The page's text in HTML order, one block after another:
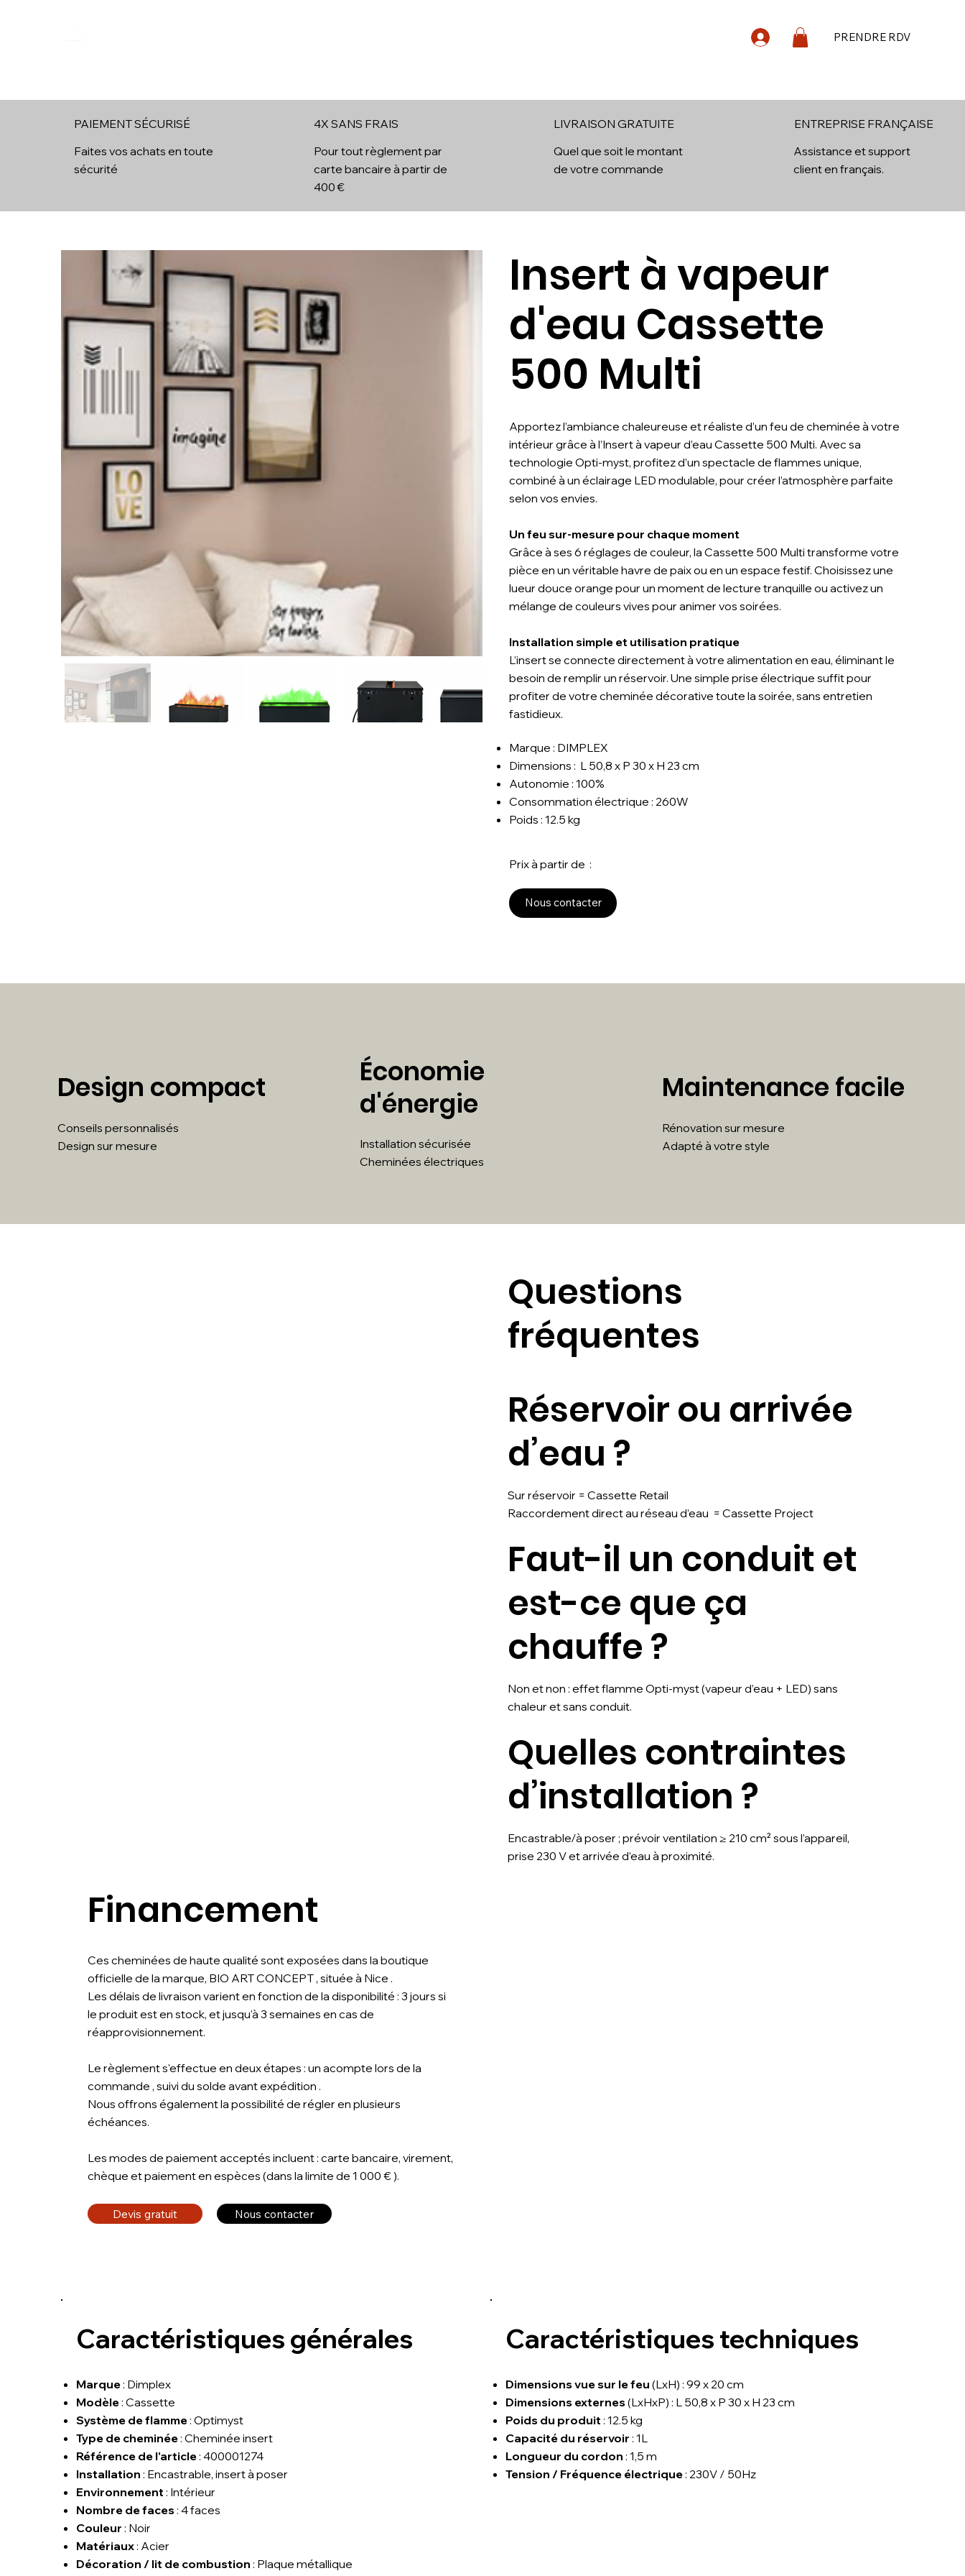
PRENDRE RDV
Design compact
Conseils personnalisés
Design sur mesure
Économie
d'énergie
Installation sécurisée
Cheminées électriques
Maintenance facile
Rénovation sur mesure
Adapté à votre style
Questions
fréquentes
Réservoir ou arrivée
d’eau ?
Sur réservoir = Cassette Retail
Raccordement direct au réseau d’eau = Cassette Project
Faut-il un conduit et
est-ce que ça
chauffe ?
Non et non : effet flamme Opti-myst (vapeur d’eau + LED) sans
chaleur et sans conduit.
Quelles contraintes
d’installation ?
Encastrable/à poser ; prévoir ventilation ≥ 210 cm² sous l’appareil,
prise 230 V et arrivée d’eau à proximité.
Insert à vapeur
d'eau Cassette
500 Multi
Apportez l’ambiance chaleureuse et réaliste d’un feu de cheminée à votre
intérieur grâce à l’Insert à vapeur d’eau Cassette 500 Multi. Avec sa
technologie Opti-myst, profitez d’un spectacle de flammes unique,
combiné à un éclairage LED modulable, pour créer l’atmosphère parfaite
selon vos envies.
Un feu sur-mesure pour chaque moment
Grâce à ses 6 réglages de couleur, la Cassette 500 Multi transforme votre
pièce en un véritable havre de paix ou en un espace festif. Choisissez une
lueur douce orange pour un moment de lecture tranquille ou activez un
mélange de couleurs vives pour animer vos soirées.
Installation simple et utilisation pratique
L’insert se connecte directement à votre alimentation en eau, éliminant le
besoin de remplir un réservoir. Une simple prise électrique suffit pour
profiter de votre cheminée décorative toute la soirée, sans entretien
fastidieux.
Marque : DIMPLEX
Dimensions : L 50,8 x P 30 x H 23 cm
Autonomie : 100%
Consommation électrique : 260W
Poids : 12.5 kg
Prix à partir de :
Nous contacter
Financement
Ces cheminées de haute qualité sont exposées dans la boutique
officielle de la marque, BIO ART CONCEPT , située à Nice .
Les délais de livraison varient en fonction de la disponibilité : 3 jours si
le produit est en stock, et jusqu'à 3 semaines en cas de
réapprovisionnement.
Le règlement s'effectue en deux étapes : un acompte lors de la
commande , suivi du solde avant expédition .
Nous offrons également la possibilité de régler en plusieurs
échéances.
Les modes de paiement acceptés incluent : carte bancaire, virement,
chèque et paiement en espèces (dans la limite de 1 000 € ).
Devis gratuit Nous contacter
Caractéristiques générales
Marque : Dimplex
Modèle : Cassette
Système de flamme : Optimyst
Type de cheminée : Cheminée insert
Référence de l'article : 400001274
Installation : Encastrable, insert à poser
Environnement : Intérieur
Nombre de faces : 4 faces
Couleur : Noir
Matériaux : Acier
Décoration / lit de combustion : Plaque métallique
Caractéristiques techniques
Dimensions vue sur le feu (LxH) : 99 x 20 cm
Dimensions externes (LxHxP) : L 50,8 x P 30 x H 23 cm
Poids du produit : 12.5 kg
Capacité du réservoir : 1L
Longueur du cordon : 1,5 m
Tension / Fréquence électrique: 230V / 50Hz
PAIEMENT SÉCURISÉ
Faites vos achats en toute
sécurité
4x
4X SANS FRAIS
Pour tout règlement par
carte bancaire à partir de
400 €
LIVRAISON GRATUITE
Quel que soit le montant
de votre commande
ENTREPRISE FRANÇAISE
Assistance et support
client en français.